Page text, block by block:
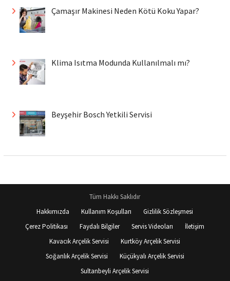
Çamaşır Makinesi Neden Kötü Koku Yapar?
Klima Isıtma Modunda Kullanılmalı mı?
Beyşehir Bosch Yetkili Servisi
Tüm Hakkı Saklıdır
Hakkımızda
Kullanım Koşulları
Gizlilik Sözleşmesi
Çerez Politikası
Faydalı Bilgiler Servis Videoları
İletişim
Kavacık Arçelik Servisi
Kurtköy Arçelik Servisi
Soğanlık Arçelik Servisi
Küçükyalı Arçelik Servisi
Sultanbeyli Arçelik Servisi